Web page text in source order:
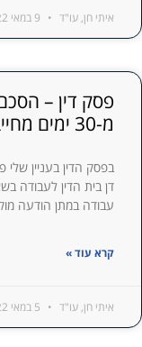
איתי חן, עו"ד
פסק דין –
מ-30 ימים מחייב גם את העובד
דן בית הדין לעבודה
עבודה במתן הודעה
קרא עוד »
איתי חן, עו"ד